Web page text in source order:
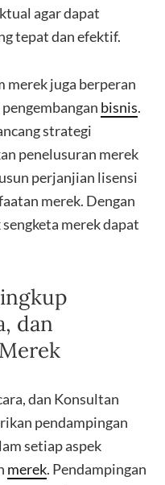
agar dapat
tepat dan efektif.
merek juga berperan
bisnis.
strategi
penelusuran merek
perjanjian lisensi
merek. Dengan
sengketa merek dapat
dan
dan Konsultan
pendampingan
setiap aspek
merek. Pendampingan